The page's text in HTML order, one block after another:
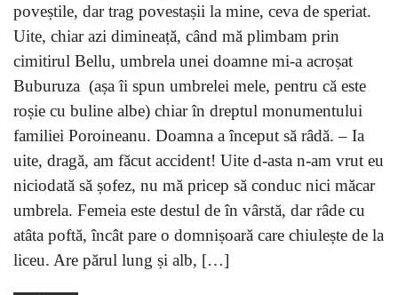
poveștile, dar trag povestașii la mine, ceva de speriat.
Uite, chiar azi dimineață, când mă plimbam prin
cimitirul Bellu, umbrela unei doamne mi-a acroșat
Buburuza (așa îi spun umbrelei mele, pentru că este
roșie cu buline albe) chiar în dreptul monumentului
familiei Poroineanu. Doamna a început să râdă. – Ia
uite, dragă, am făcut accident! Uite d-asta n-am vrut eu
niciodată să șofez, nu mă pricep să conduc nici măcar
umbrela. Femeia este destul de în vârstă, dar râde cu
atâta poftă, încât pare o domnișoară care chiulește de la
liceu. Are părul lung și alb, […]